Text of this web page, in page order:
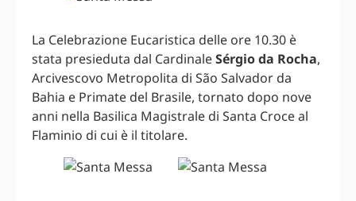
La Celebrazione Eucaristica delle ore 10.30 è
stata presieduta dal CardinaleSérgio da Rocha,
Arcivescovo Metropolita di São Salvador da
Bahia e Primate del Brasile, tornato dopo nove
anni nella Basilica Magistrale di Santa Croce al
Flaminio di cui è il titolare.